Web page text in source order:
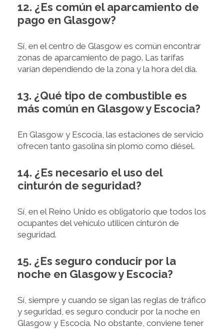
12. ¿Es común el aparcamiento de
pago en Glasgow?
Sí, en el centro de Glasgow es común encontrar
zonas de aparcamiento de pago. Las tarifas
varían dependiendo de la zona y la hora del día.
13. ¿Qué tipo de combustible es
más común en Glasgow y Escocia?
En Glasgow y Escocia, las estaciones de servicio
ofrecen tanto gasolina sin plomo como diésel.
14. ¿Es necesario el uso del
cinturón de seguridad?
Sí, en el Reino Unido es obligatorio que todos los
ocupantes del vehículo utilicen cinturón de
seguridad.
15. ¿Es seguro conducir por la
noche en Glasgow y Escocia?
Sí, siempre y cuando se sigan las reglas de tráfico
y seguridad, es seguro conducir por la noche en
Glasgow y Escocia. No obstante, conviene tener